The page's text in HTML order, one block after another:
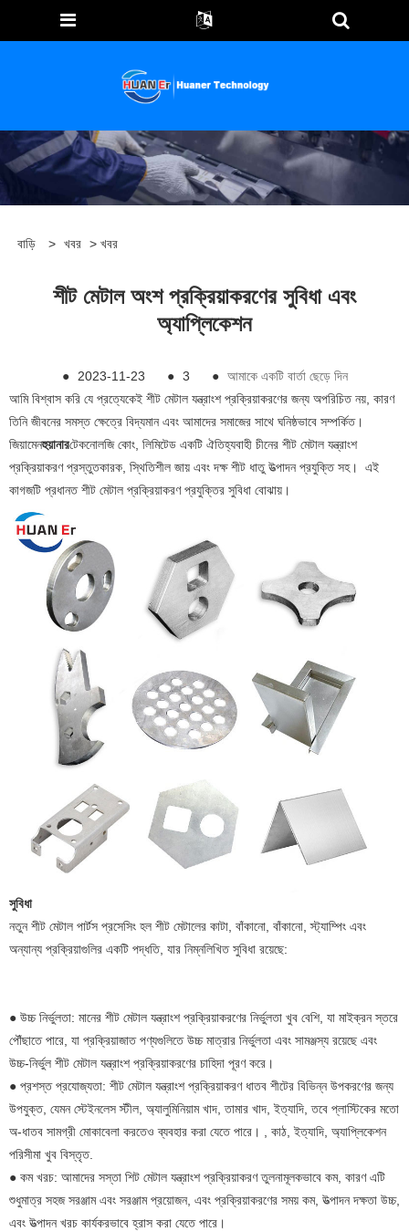
বাড়ি > খবর > খবর
শীট মেটাল অংশ প্রক্রিয়াকরণের সুবিধা এবং
অ্যাপ্লিকেশন
● 2023-11-23 ● 3 ● আমাকে একটি বার্তা ছেড়ে দিন
আমি বিশ্বাস করি যে প্রত্যেকেই শীট মেটাল যন্ত্রাংশ প্রক্রিয়াকরণের জন্য অপরিচিত নয়, কারণ
তিনি জীবনের সমস্ত ক্ষেত্রে বিদ্যমান এবং আমাদের সমাজের সাথে ঘনিষ্ঠভাবে সম্পর্কিত।
জিয়ামেনহুয়ানারটেকনোলজি কোং, লিমিটেড একটি ঐতিহ্যবাহী চীনের শীট মেটাল যন্ত্রাংশ
প্রক্রিয়াকরণ প্রস্তুতকারক, স্থিতিশীল জায় এবং দক্ষ শীট ধাতু উত্পাদন প্রযুক্তি সহ। এই
কাগজটি প্রধানত শীট মেটাল প্রক্রিয়াকরণ প্রযুক্তির সুবিধা বোঝায়।
সুবিধা
নতুন শীট মেটাল পার্টস প্রসেসিং হল শীট মেটালের কাটা, বাঁকানো, বাঁকানো, স্ট্যাম্পিং এবং
অন্যান্য প্রক্রিয়াগুলির একটি পদ্ধতি, যার নিম্নলিখিত সুবিধা রয়েছে:
● উচ্চ নির্ভুলতা: মানের শীট মেটাল যন্ত্রাংশ প্রক্রিয়াকরণের নির্ভুলতা খুব বেশি, যা মাইক্রন স্তরে
পৌঁছাতে পারে, যা প্রক্রিয়াজাত পণ্যগুলিতে উচ্চ মাত্রার নির্ভুলতা এবং সামঞ্জস্য রয়েছে এবং
উচ্চ-নির্ভুল শীট মেটাল যন্ত্রাংশ প্রক্রিয়াকরণের চাহিদা পূরণ করে।
● প্রশস্ত প্রযোজ্যতা: শীট মেটাল যন্ত্রাংশ প্রক্রিয়াকরণ ধাতব শীটের বিভিন্ন উপকরণের জন্য
উপযুক্ত, যেমন স্টেইনলেস স্টীল, অ্যালুমিনিয়াম খাদ, তামার খাদ, ইত্যাদি, তবে প্লাস্টিকের মতো
অ-ধাতব সামগ্রী মোকাবেলা করতেও ব্যবহার করা যেতে পারে। , কাঠ, ইত্যাদি, অ্যাপ্লিকেশন
পরিসীমা খুব বিস্তৃত.
● কম খরচ: আমাদের সস্তা শিট মেটাল যন্ত্রাংশ প্রক্রিয়াকরণ তুলনামূলকভাবে কম, কারণ এটি
শুধুমাত্র সহজ সরঞ্জাম এবং সরঞ্জাম প্রয়োজন, এবং প্রক্রিয়াকরণের সময় কম, উত্পাদন দক্ষতা উচ্চ,
এবং উত্পাদন খরচ কার্যকরভাবে হ্রাস করা যেতে পারে।